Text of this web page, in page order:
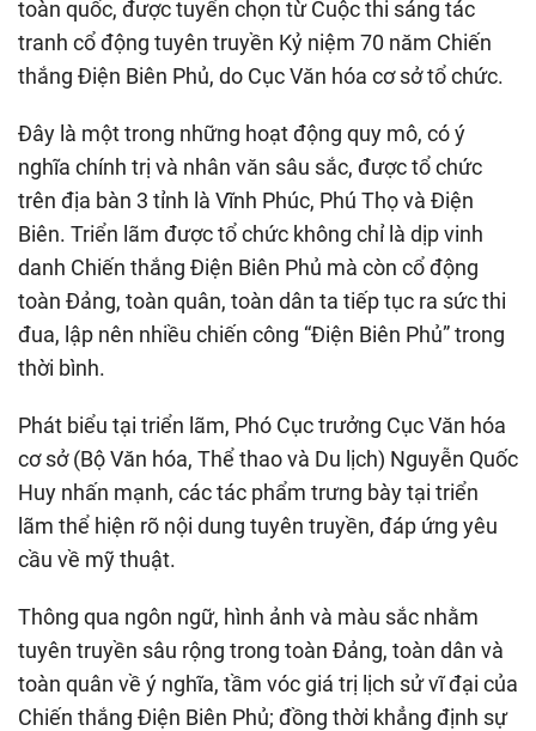
toàn quốc, được tuyển chọn từ Cuộc thi sáng tác
tranh cổ động tuyên truyền Kỷ niệm 70 năm Chiến
thắng Điện Biên Phủ, do Cục Văn hóa cơ sở tổ chức.
Đây là một trong những hoạt động quy mô, có ý
nghĩa chính trị và nhân văn sâu sắc, được tổ chức
trên địa bàn 3 tỉnh là Vĩnh Phúc, Phú Thọ và Điện
Biên. Triển lãm được tổ chức không chỉ là dịp vinh
danh Chiến thắng Điện Biên Phủ mà còn cổ động
toàn Đảng, toàn quân, toàn dân ta tiếp tục ra sức thi
đua, lập nên nhiều chiến công “Điện Biên Phủ” trong
thời bình.
Phát biểu tại triển lãm, Phó Cục trưởng Cục Văn hóa
cơ sở (Bộ Văn hóa, Thể thao và Du lịch) Nguyễn Quốc
Huy nhấn mạnh, các tác phẩm trưng bày tại triển
lãm thể hiện rõ nội dung tuyên truyền, đáp ứng yêu
cầu về mỹ thuật.
Thông qua ngôn ngữ, hình ảnh và màu sắc nhằm
tuyên truyền sâu rộng trong toàn Đảng, toàn dân và
toàn quân về ý nghĩa, tầm vóc giá trị lịch sử vĩ đại của
Chiến thắng Điện Biên Phủ; đồng thời khẳng định sự